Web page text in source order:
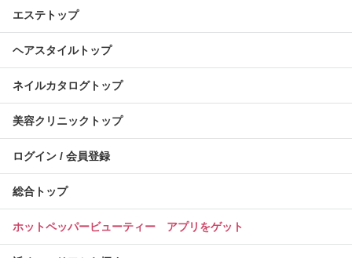
エステトップ
ヘアスタイルトップ
ネイルカタログトップ
美容クリニックトップ
ログイン / 会員登録
総合トップ
ホットペッパービューティー アプリをゲット